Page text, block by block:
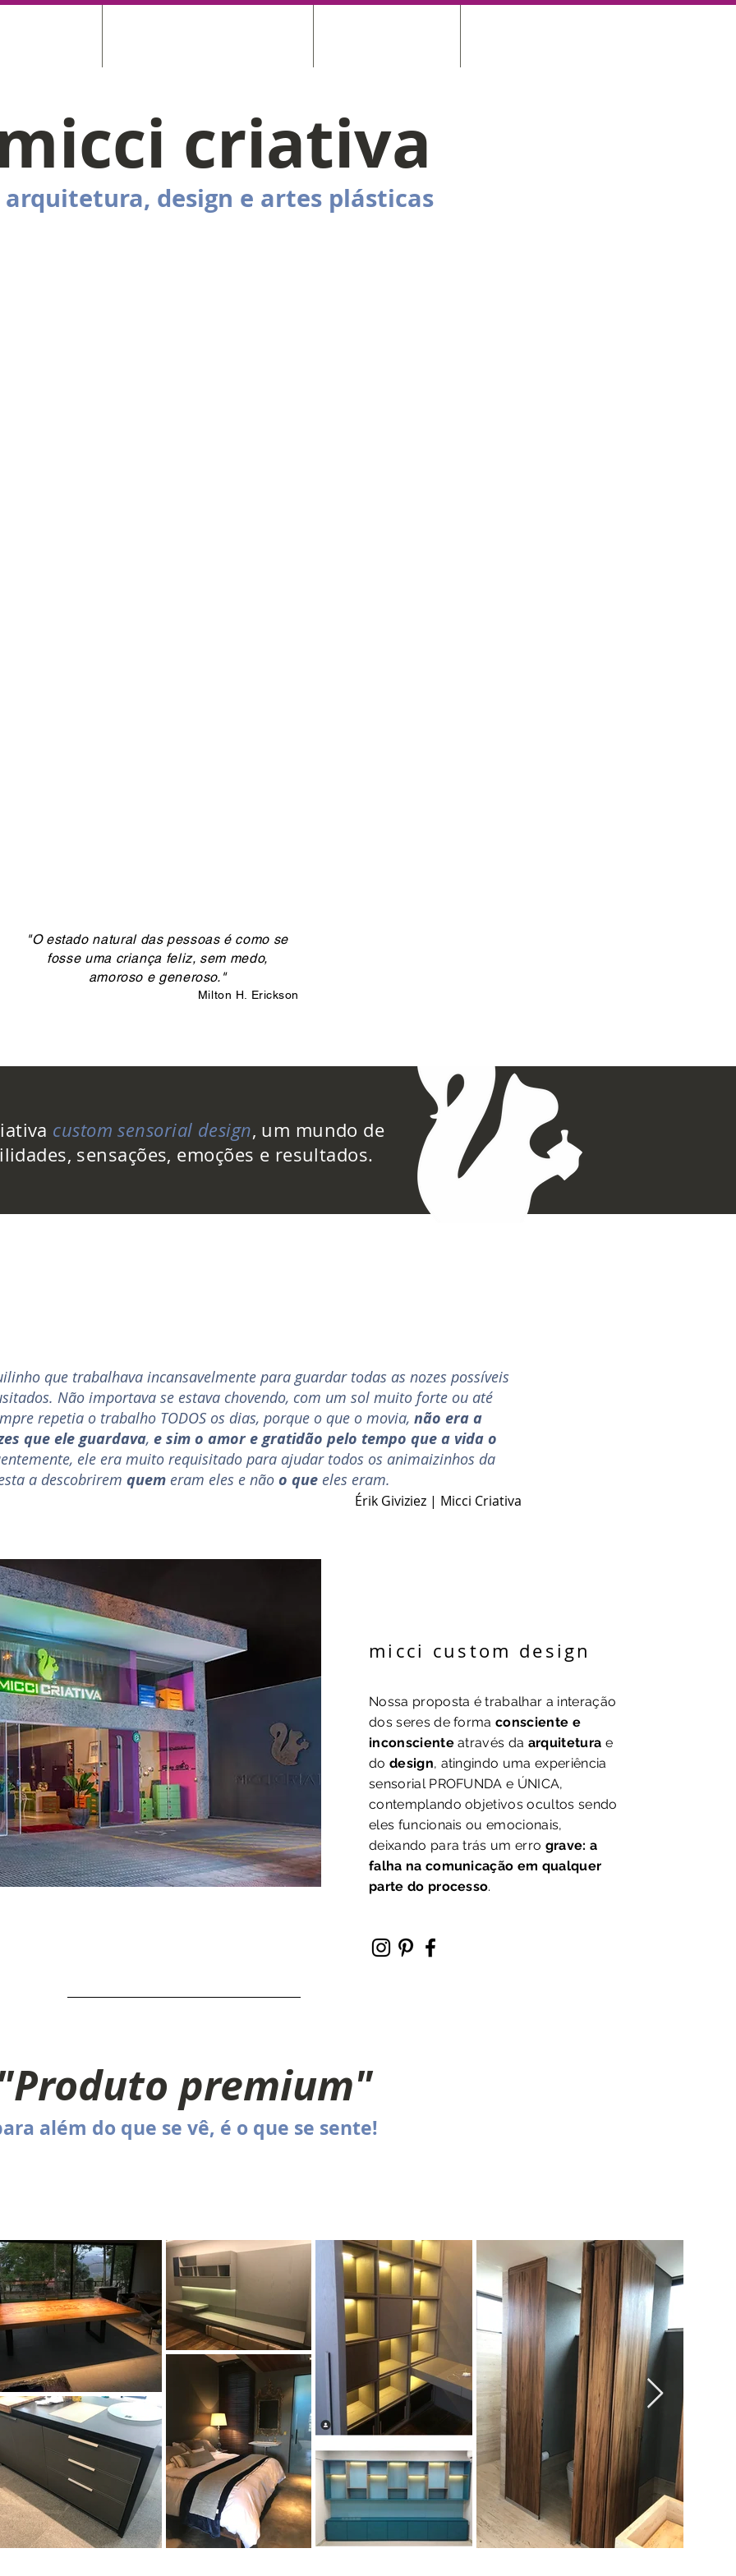
criativa
arquitetura, design e artes plásticas
custom sensorial design, um mundo de
sensações, emoções e resultados.
"O estado natural das pessoas é como se
fosse uma criança feliz, sem medo,
amoroso e generoso."
Milton H. Erickson
que trabalhava incansavelmente para guardar todas as nozes possíveis
Não importava se estava chovendo, com um sol muito forte ou até
repetia o trabalho TODOS os dias, porque o que o movia, não era a
que ele guardava, e sim o amor e gratidão pelo tempo que a vida o
ele era muito requisitado para ajudar todos os animaizinhos da
a descobrirem quemeram eles e não o queeles eram.
Érik Giviziez | Micci Criativa
micci custom design
Nossa proposta é trabalhar a interação
dos seres de formaconsciente e
inconscienteatravés da arquitetura e
do design, atingindo uma experiência
sensorial PROFUNDA e ÚNICA,
contemplando objetivos ocultos sendo
eles funcionais ou emocionais,
deixando para trás um erro grave: a
falha na comunicação em qualquer
parte do processo.
premium"
além do que se vê, é o que se sente!